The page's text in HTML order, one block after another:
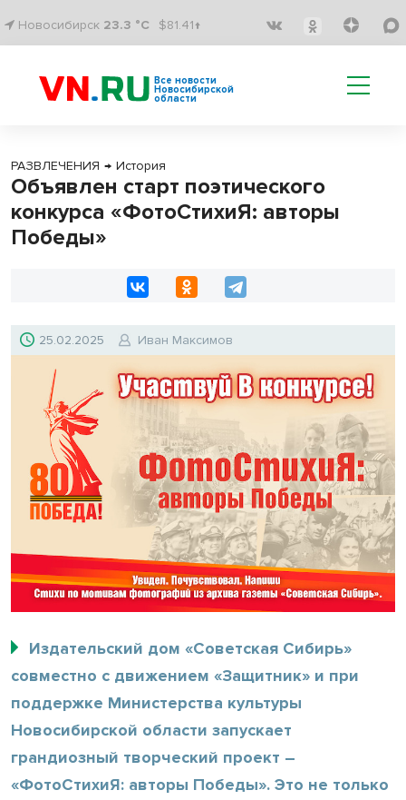
Новосибирск 23.3 °C $81.41↑
Все новости
Новосибирской
области
РАЗВЛЕЧЕНИЯ → История
Объявлен старт поэтического
конкурса «ФотоСтихиЯ: авторы
Победы»
25.02.2025 Иван Максимов
Издательский дом «Советская Сибирь»
совместно с движением «Защитник» и при
поддержке Министерства культуры
Новосибирской области запускает
грандиозный творческий проект –
«ФотоСтихиЯ: авторы Победы». Это не только